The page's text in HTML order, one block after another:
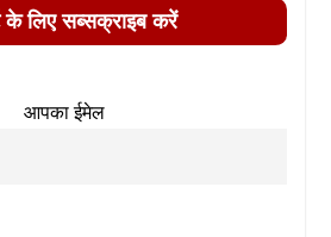
के लिए सब्सक्राइब करें
आपका ईमेल